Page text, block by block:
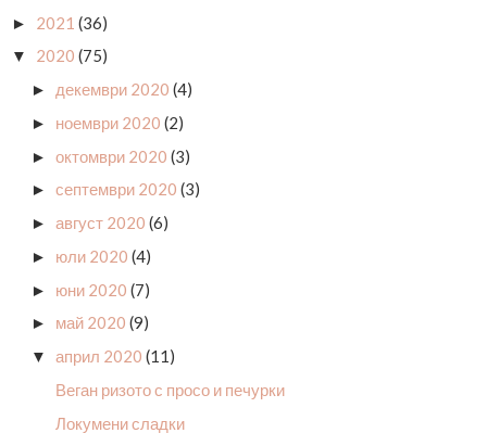
► 2021 (36)
▼ 2020 (75)
► декември 2020 (4)
► ноември 2020 (2)
► октомври 2020 (3)
► септември 2020 (3)
► август 2020 (6)
► юли 2020 (4)
► юни 2020 (7)
► май 2020 (9)
▼ април 2020 (11)
Веган ризото с просо и печурки
Локумени сладки